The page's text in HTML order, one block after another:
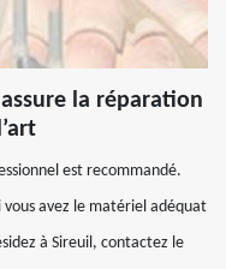
la réparation
est recommandé.
avez le matériel adéquat
à Sireuil, contactez le